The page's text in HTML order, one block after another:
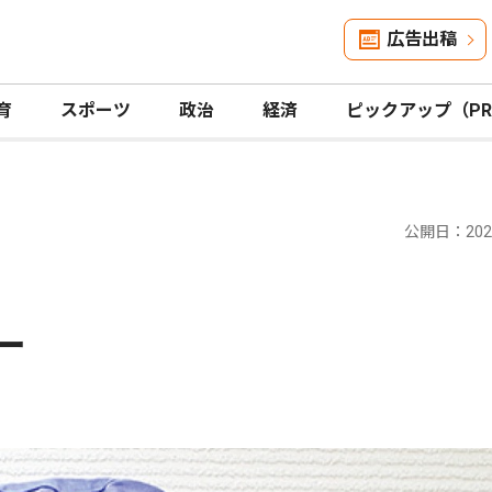
広告出稿
スポーツ 政治 経済 ピックアップ（
公開日：